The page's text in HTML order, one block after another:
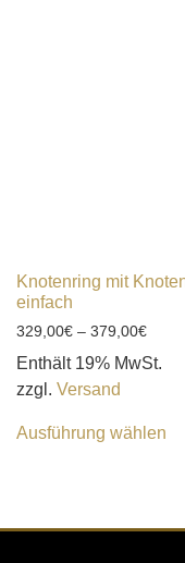
Knotenring mit
einfach
329,00€ – 379,00€
Enthält 19% MwSt.
zzgl. Versand
Ausführung wählen